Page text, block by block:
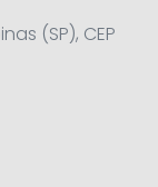
(SP), CEP